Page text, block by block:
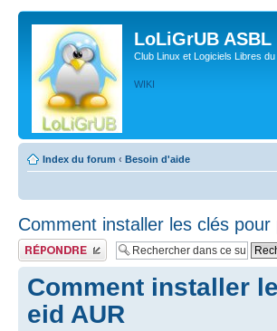
LoLiGrUB ASBL
Club Linux et Logiciels Libres
WIKI
Index du forum ‹ Besoin d'aide
Comment installer les clés
Publier une réponse
Comment installer
eid AUR